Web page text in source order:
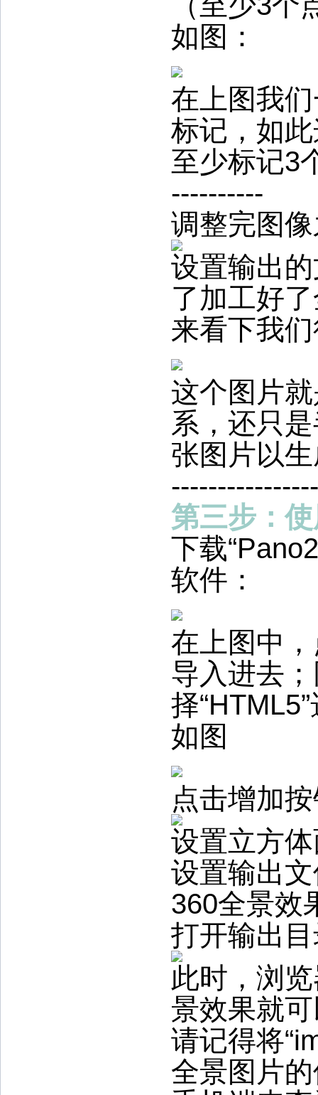
如图：
在上图我
标记，如
至少标记3
----------
调整完图
设置输出
了加工好
来看下我
这个图片
系，还只
张图片以
第三步：
下载
软件：
在上图中
导入进去
择
如图
点击增加
设置立方
设置输出
360全景效
打开输出
此时，浏
景效果就
请记得将
全景图片